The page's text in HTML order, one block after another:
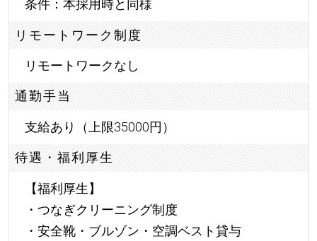
条件：本採用時と同様
リモートワーク制度
リモートワークなし
通勤手当
支給あり（上限35000円）
待遇・福利厚生
【福利厚生】
・つなぎクリーニング制度
・安全靴・ブルゾン・空調ベスト貸与